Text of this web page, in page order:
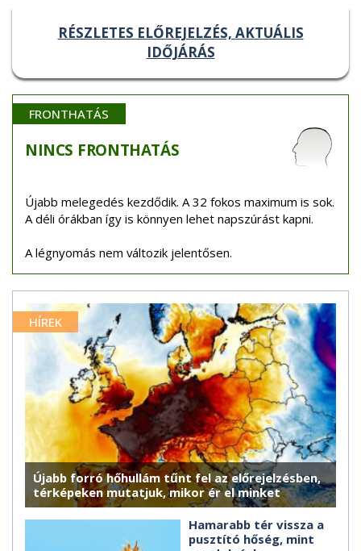
RÉSZLETES ELŐREJELZÉS, AKTUÁLIS
IDŐJÁRÁS
FRONTHATÁS
NINCS FRONTHATÁS
Újabb melegedés kezdődik. A 32 fokos maximum is sok.
A déli órákban így is könnyen lehet napszúrást kapni.
A légnyomás nem változik jelentősen.
HÍREK
Újabb forró hőhullám tűnt fel az előrejelzésben,
térképeken mutatjuk, mikor ér el minket
Hamarabb tér vissza a
pusztító hőség, mint